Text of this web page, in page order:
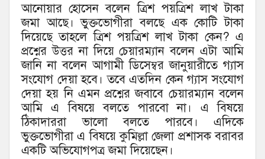
আনোয়ার হোসেন বলেন ত্রিশ পয়ত্রিশ লাখ টাকা
জমা আছে। ভুক্তভোগীরা বলছে এক কোটি টাকা
দিয়েছে তাহলে ত্রিশ পয়ত্রিশ লাখ টাকা কেন? এ
প্রশ্নের উত্তর না দিয়ে চেয়ারম্যান বলেন এটা আমি
জানি না বলেন আগামী ডিসেম্বর জানুয়ারীতে গ্যাস
সংযোগ দেয়া হবে। তবে এতদিন কেন গ্যাস সংযোগ
দেয়া হয় নি এমন প্রশ্নের জবাবে চেয়ারম্যান বলেন
আমি এ বিষয়ে বলতে পারবো না। এ বিষয়ে
ঠিকাদাররা ভালো বলতে পারবে। এদিকে
ভুক্তভোগীরা এ বিষয়ে কুমিল্লা জেলা প্রশাসক বরাবর
একটি অভিযোগপত্র জমা দিয়েছেন।